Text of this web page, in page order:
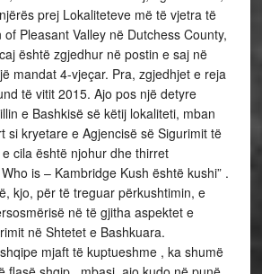
prej Lokaliteteve më të vjetra të
of Pleasant Valley në Dutchess County,
është zgjedhur në postin e saj në
mandat 4-vjeçar. Pra, zgjedhjet e reja
të vitit 2015. Ajo pos një detyre
e Bashkisë së këtij lokaliteti, mban
si kryetare e Agjencisë së Sigurimit të
cila është njohur dhe thirret
is – Kambridge Kush është kushi” .
kjo, për të treguar përkushtimin, e
në të gjitha aspektet e
në Shtetet e Bashkuara.
mjaft të kuptueshme , ka shumë